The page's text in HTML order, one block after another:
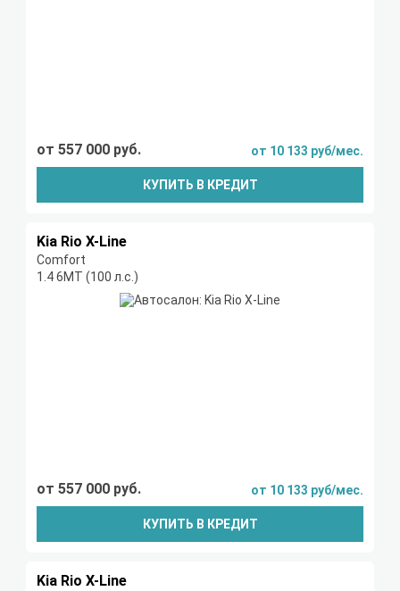
от 557 000 руб. от 10 133 руб/мес.
КУПИТЬ В КРЕДИТ
Kia Rio X-Line
Comfort
1.4 6МТ (100 л.с.)
от 557 000 руб. от 10 133 руб/мес.
КУПИТЬ В КРЕДИТ
Kia Rio X-Line